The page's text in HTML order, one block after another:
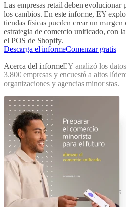
Las empresas retail deben evolucionar
los cambios. En este informe, EY
tiendas físicas pueden crear un
estrategia de comercio unificado, con
el POS de Shopify.
Descarga el informeComenzar gratis
Acerca del informeEY analizó los
3.800 empresas y encuestó a altos
organizaciones y agencias minoristas.